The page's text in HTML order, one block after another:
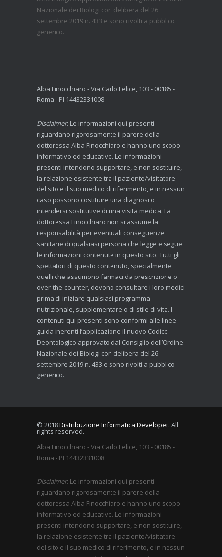
Nazionale dei Biologi con delibera del 26
settembre 2019 n. 433 e sono rivolti a pubblico
generico.
Alba Finocchiaro - Via Carlo Felice, 103 - 00185 -
Roma - PI 14432331008
Disclaimer: Le informazioni qui presenti
riguardano rigorosamente il parere della
dottoressa Alba Finocchiaro e hanno uno scopo
informativo ed educativo. Le informazioni
presenti intendono supportare, e non sostituire,
la relazione esistente tra il paziente/visitatore
del sito e il suo medico di riferimento, e in nessun
caso possono costituire una diagnosi o
intendersi sostitutive di una visita medica. La
dottoressa Finocchiaro non si assume la
responsabilità per eventuali conseguenze
sanitarie di qualsiasi persona che legge e segue
le informazioni contenute in questo sito. Tutti gli
spettatori di questo contenuto, specialmente
quelli che assumono farmaci da prescrizione o
over-the-counter, devono consultare i loro medici
prima di iniziare qualsiasi programma
nutrizionale, supplementare o di stile di vita. I
contenuti qui presenti sono conformi alle linee
guida inerenti l’applicazione il nuovo Codice
Deontologico approvato dal Consiglio dell’Ordine
Nazionale dei Biologi con delibera del 26
settembre 2019 n. 433 e sono rivolti a pubblico
generico.
© 2018Distribuzione Informatica Developer. All
rights reserved.
Alba Finocchiaro - Via Carlo Felice, 103 - 00185 -
Roma - PI 14432331008
Disclaimer: Le informazioni qui presenti
riguardano rigorosamente il parere della
dottoressa Alba Finocchiaro e hanno uno scopo
informativo ed educativo. Le informazioni
presenti intendono supportare, e non sostituire,
la relazione esistente tra il paziente/visitatore
del sito e il suo medico di riferimento, e in nessun